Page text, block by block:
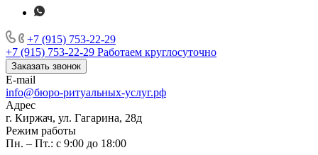
+7 (915) 753-22-29
+7 (915) 753-22-29 Работаем круглосуточно
Заказать звонок
E-mail
info@бюро-ритуальных-услуг.рф
Адрес
г. Киржач, ул. Гагарина, 28д
Режим работы
Пн. – Пт.: с 9:00 до 18:00